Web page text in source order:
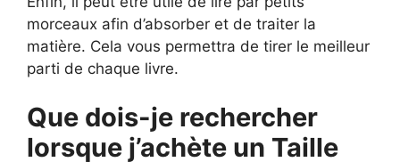
morceaux afin d’absorber et de traiter la
matière. Cela vous permettra de tirer le meilleur
parti de chaque livre.
Que dois-je rechercher
lorsque j’achète un Taille